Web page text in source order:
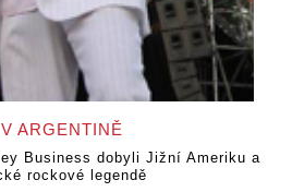
ARGENTINĚ
Business dobyli Jižní Ameriku a
rockové legendě